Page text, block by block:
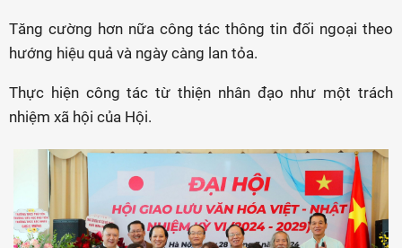
Tăng cường hơn nữa công tác thông tin đối ngoại theo
hướng hiệu quả và ngày càng lan tỏa.
Thực hiện công tác từ thiện nhân đạo như một trách
nhiệm xã hội của Hội.